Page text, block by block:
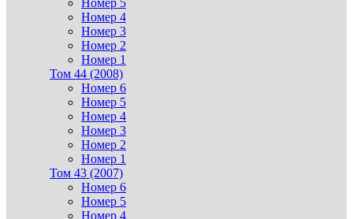
Номер 4
Номер 3
Номер 2
Номер 1
Том 44 (2008)
Номер 6
Номер 5
Номер 4
Номер 3
Номер 2
Номер 1
Том 43 (2007)
Номер 6
Номер 5
Номер 4